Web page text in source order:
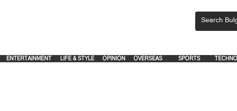
SPORTS
OVERSEAS
OPINION
LIFE & STYLE
ENTERTAINMENT . .